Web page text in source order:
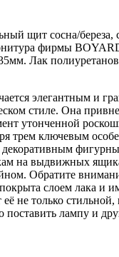
щит сосна/
фирмы
Лак
элегантным и
стиле. Она
утонченной
трем ключевым
декоративным
на выдвижных
Обратите
слоем лака и
её не только
поставить лампу и